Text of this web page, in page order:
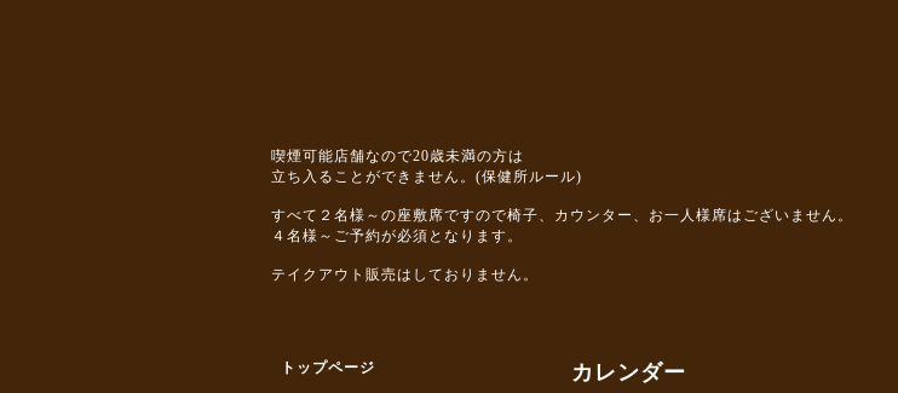
喫煙可能店舗なので20歳未満の方は
立ち入ることができません。(保健所ルール)
すべて２名様～の座敷席ですので椅子、カウンター、お一人様席はございません。
４名様～ご予約が必須となります。
テイクアウト販売はしておりません。
カレンダー
トップページ